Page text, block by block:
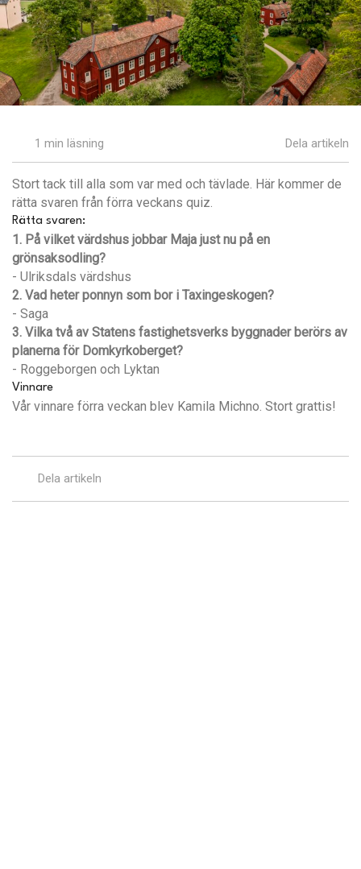
1 min läsning Dela artikeln
Stort tack till alla som var med och tävlade. Här kommer de
rätta svaren från förra veckans quiz.
Rätta svaren:
1. På vilket värdshus jobbar Maja just nu på en
grönsaksodling?
- Ulriksdals värdshus
2. Vad heter ponnyn som bor i Taxingeskogen?
- Saga
3. Vilka två av Statens fastighetsverks byggnader berörs av
planerna för Domkyrkoberget?
- Roggeborgen och Lyktan
Vinnare
Vår vinnare förra veckan blev Kamila Michno. Stort grattis!
Dela artikeln